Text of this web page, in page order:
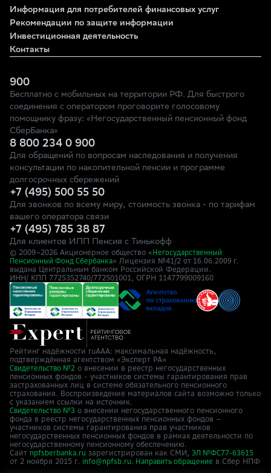
Информация для потребителей финансовых услуг
Рекомендации по защите информации
Инвестиционная деятельность
Контакты
900
Бесплатно с мобильных на территории РФ. Для быстрого
соединения с оператором проговорите голосовому
помощнику фразу: «Негосударственный пенсионный фонд
СберБанка»
8 800 234 0 900
Для обращений по вопросам наследования и получения
консультации по накопительной пенсии и программе
долгосрочных сбережений
+7 (495) 500 55 50
Для звонков по всему миру, стоимость звонка - по тарифам
вашего оператора связи
+7 (495) 785 38 87
Для клиентов ИПП Пенсия с Тинькофф
© 2009–2026 Акционерное общество « Негосударственный
Пенсионный Фонд Сбербанка» Лицензия №41/2 от 16.06.2009 г.
выдана Центральным банком Российской Федерации.
ИНН/ КПП 7725352740/772501001, ОГРН 1147799009160
Рейтинг надёжности ruAAA: максимальная надёжность,
подтверждённая агентством «Эксперт РА»
Свидетельство №2 о внесении в реестр негосударственных
пенсионных фондов - участников системы гарантирования прав
застрахованных лиц в системе обязательного пенсионного
страхования. Воспроизведение материалов сайта возможно только
с указанием ссылки на источник.
Свидетельство №3 о внесении негосударственного пенсионного
фонда в реестр негосударственных пенсионных фондов –
участников системы гарантирования прав участников
негосударственных пенсионных фондов в рамках деятельности по
негосударственному пенсионному обеспечению.
Сайт npfsberbanka.ru зарегистрирован как СМИ, ЭЛ №ФС77-63615
от 2 ноября 2015 г. info@npfsb.ru. Направить обращение в Cбер НПФ